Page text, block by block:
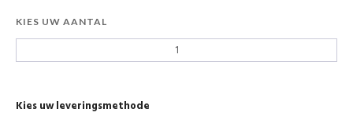
KIES UW AANTAL
Kies uw leveringsmethode